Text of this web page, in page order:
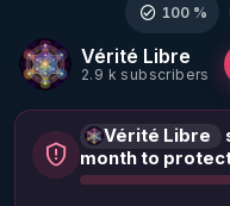
Vérité Libre
2.9 k subscribers
100 %
Vérité Libre
month to